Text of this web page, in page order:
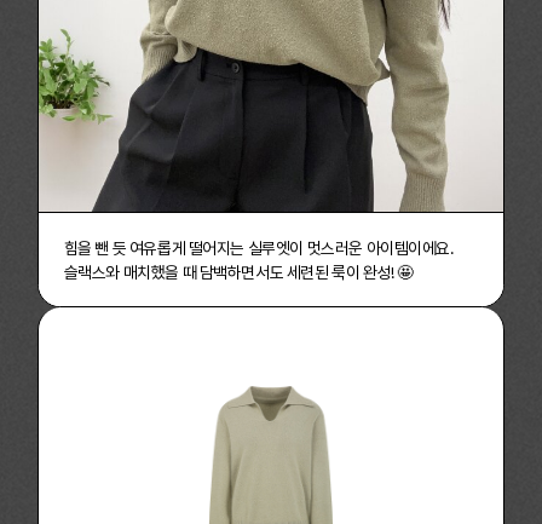
힘을 뺀 듯 여유롭게 떨어지는 실루엣이 멋스러운 아이템이에요.
슬랙스와 매치했을 때 담백하면서도 세련된 룩이 완성! 🤩